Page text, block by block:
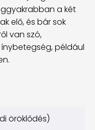
a két
elő, és bár sok
van szó,
például
öröklődés)